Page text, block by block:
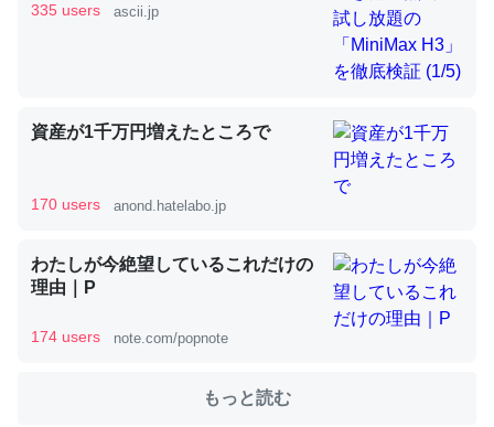
論文では「淡水はカルシウムも酸素も不足してて両方に不
いる鋏角類（カブトガニ・ウミグモ）はカルシウムを使わ
ずキチンを強化してる筈だが、酵素が違うのか？
─ニュース :: 【研究発表】昆虫学の大問題＝「昆虫はなぜ海にいな
いのか」に関する新仮説
これを元に考えるとカルシウムを大量に使う脊椎動物と貝
ジになったり努力してるし。
335 users ascii.jp
資産が1千万円増えたところで
170 users anond.hatelabo.jp
わたしが今絶望しているこれだけの
理由｜P
174 users note.com/popnote
もっと読む